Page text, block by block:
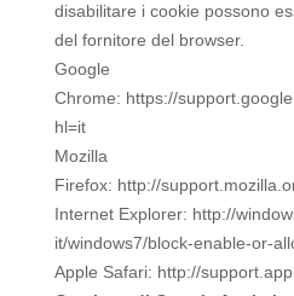
disabilitare i cookie possono
del fornitore del browser.
Google
Chrome: https://
hl=it
Mozilla
Firefox: http://
Internet Explorer: http://
it/windows7/block-enable-or-
Apple Safari: http://